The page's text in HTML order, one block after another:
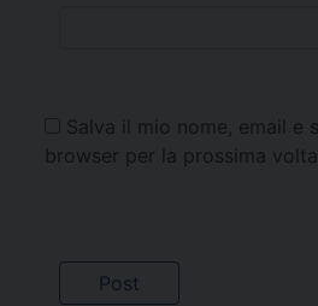
Salva il mio nome, email e
browser per la prossima